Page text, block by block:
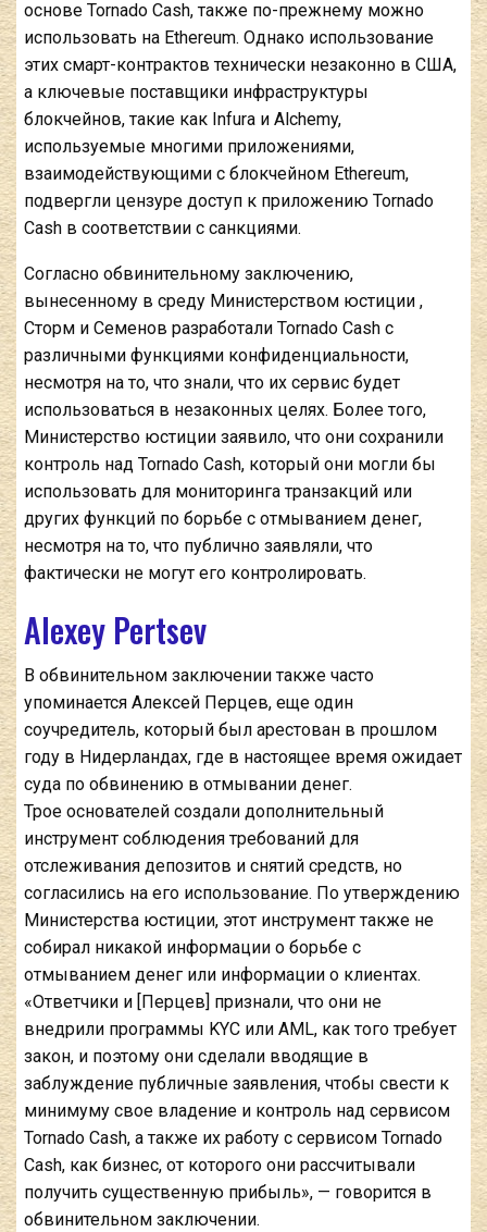
основе Tornado Cash, также по-прежнему можно
использовать на Ethereum. Однако использование
этих смарт-контрактов технически незаконно в США,
а ключевые поставщики инфраструктуры
блокчейнов, такие как Infura и Alchemy,
используемые многими приложениями,
взаимодействующими с блокчейном Ethereum,
подвергли цензуре доступ к приложению Tornado
Cash в соответствии с санкциями.
Согласно обвинительному заключению,
вынесенному в среду Министерством юстиции ,
Сторм и Семенов разработали Tornado Cash с
различными функциями конфиденциальности,
несмотря на то, что знали, что их сервис будет
использоваться в незаконных целях. Более того,
Министерство юстиции заявило, что они сохранили
контроль над Tornado Cash, который они могли бы
использовать для мониторинга транзакций или
других функций по борьбе с отмыванием денег,
несмотря на то, что публично заявляли, что
фактически не могут его контролировать.
Alexey Pertsev
В обвинительном заключении также часто
упоминается Алексей Перцев, еще один
соучредитель, который был арестован в прошлом
году в Нидерландах, где в настоящее время ожидает
суда по обвинению в отмывании денег.
Трое основателей создали дополнительный
инструмент соблюдения требований для
отслеживания депозитов и снятий средств, но
согласились на его использование. По утверждению
Министерства юстиции, этот инструмент также не
собирал никакой информации о борьбе с
отмыванием денег или информации о клиентах.
«Ответчики и [Перцев] признали, что они не
внедрили программы KYC или AML, как того требует
закон, и поэтому они сделали вводящие в
заблуждение публичные заявления, чтобы свести к
минимуму свое владение и контроль над сервисом
Tornado Cash, а также их работу с сервисом Tornado
Cash, как бизнес, от которого они рассчитывали
получить существенную прибыль», — говорится в
обвинительном заключении.